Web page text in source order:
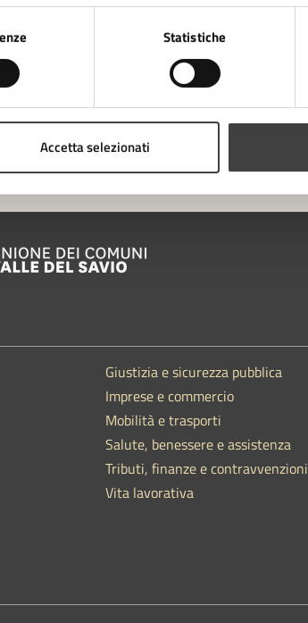
Statistiche
Accetta selezionati
356111
Giustizia e sicurezza pubblica
Imprese e commercio
Mobilità e trasporti
Salute, benessere e assistenza
Tributi, finanze e contravvenzioni
Vita lavorativa